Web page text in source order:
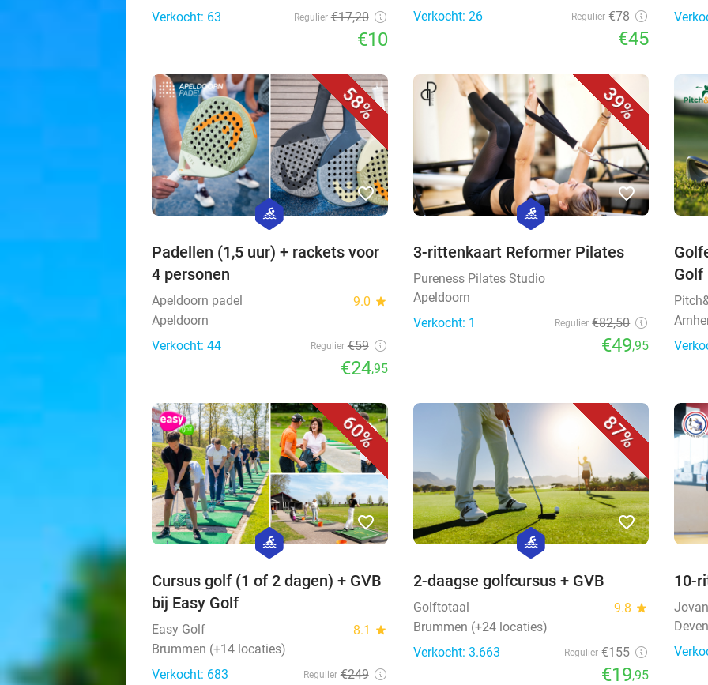
Verkocht: 63
Regulier €17,20
€10
Verkocht: 26
Regulier €78
€45
58%
favorite_border
hexagon
sport
Padellen (1,5 uur) + rackets voor
4 personen
Apeldoorn padel 9.0 star
Apeldoorn
Verkocht: 44
Regulier €59
€24,95
39%
favorite_border
hexagon
sport
3-rittenkaart Reformer Pilates
Pureness Pilates Studio
Apeldoorn
Verkocht: 1
Regulier €82,50
€49,95
Golf
60%
favorite_border
hexagon
sport
Cursus golf (1 of 2 dagen) + GVB
bij Easy Golf
Easy Golf 8.1 star
Brummen (+14 locaties)
Verkocht: 683
Regulier €249
87%
favorite_border
hexagon
sport
2-daagse golfcursus + GVB
Golftotaal 9.8 star
Brummen (+24 locaties)
Verkocht: 3.663
Regulier €155
€19,95
10-